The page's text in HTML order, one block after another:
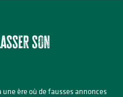
son
une ère où de fausses annonces